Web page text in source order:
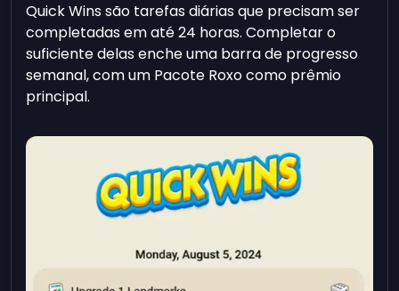
Quick Wins são tarefas diárias que precisam ser
completadas em até 24 horas. Completar o
suficiente delas enche uma barra de progresso
semanal, com um Pacote Roxo como prêmio
principal.